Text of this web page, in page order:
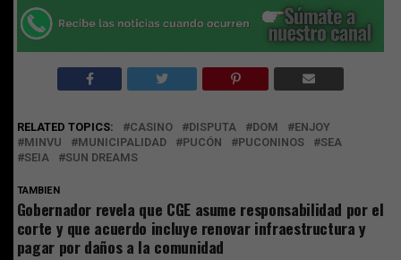
RELATED TOPICS: CASINO DISPUTA DOM
ENJOY
MINVU
MUNICIPALIDAD PUCÓN PUCONINOS
SEA
SEIA
SUN DREAMS
TAMBIEN
Gobernador revela que CGE asume responsabilidad por el
corte y que acuerdo incluye renovar infraestructura y
pagar por daños a la comunidad